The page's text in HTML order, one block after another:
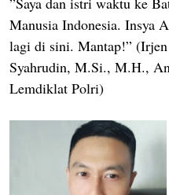
Manusia Indonesia. Insya
lagi di sini. Mantap!”
Syahrudin, M.Si., M.H.,
Lemdiklat Polri)